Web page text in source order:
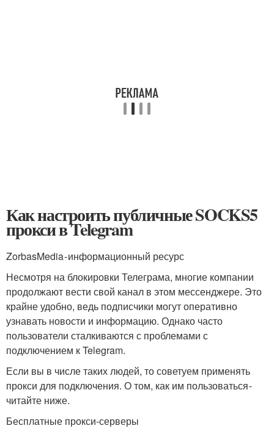
Как настроить публичные SOCKS5
прокси в Telegram
ZorbasMedia - информационный ресурс
Несмотря на блокировки Телеграма, многие компании
продолжают вести свой канал в этом мессенджере. Это
крайне удобно, ведь подписчики могут оперативно
узнавать новости и информацию. Однако часто
пользователи сталкиваются с проблемами с
подключением к Telegram.
Если вы в числе таких людей, то советуем применять
прокси для подключения. О том, как им пользоваться -
читайте ниже.
Бесплатные прокси-серверы